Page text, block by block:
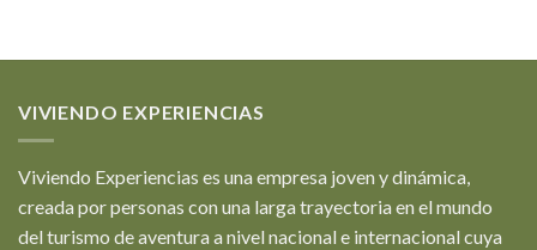
VIVIENDO EXPERIENCIAS
Viviendo Experiencias es una empresa joven y dinámica,
creada por personas con una larga trayectoria en el mundo
del turismo de aventura a nivel nacional e internacional cuya